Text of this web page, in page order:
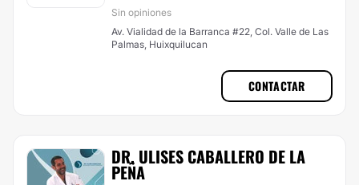
Sin opiniones
Av. Vialidad de la Barranca #22, Col. Valle de Las
Palmas, Huixquilucan
CONTACTAR
DR. ULISES CABALLERO DE LA
PEÑA